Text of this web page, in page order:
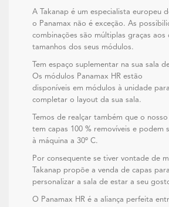
A Takanap é um especialista europeu
o Panamax não é exceção. As
combinações são múltiplas graças aos
tamanhos dos seus módulos.
Tem espaço suplementar na sua sala
Os módulos Panamax HR estão
disponíveis em módulos à unidade
completar o layout da sua sala.
Temos de realçar também que o
tem capas 100 % removíveis e podem
à máquina a 30º C.
Por consequente se tiver vontade de
Takanap propõe a venda de capas
personalizar a sala de estar a seu
O Panamax HR é a aliança perfeita